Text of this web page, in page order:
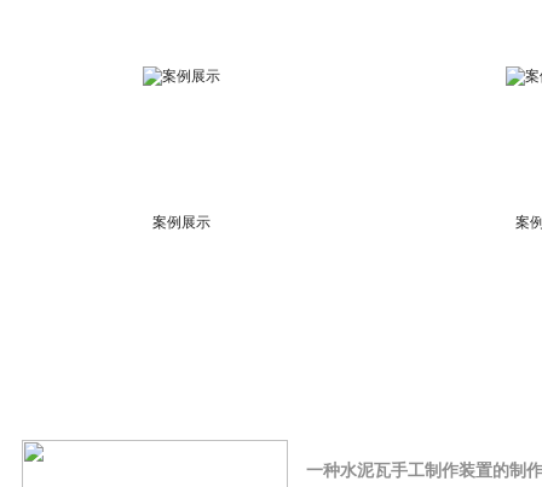
案例展示 案
一种水泥瓦手工制作装置的制